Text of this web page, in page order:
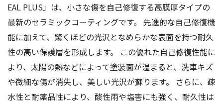
EAL PLUS」は、小さな傷を自己修復する高膜厚タイプの
最新のセラミックコーティングです。 先進的な自己修復機
能に加えて、驚くほどの光沢となめらかな表面を持つ耐久
性の高い保護層を形成します。 この優れた自己修復性能に
より、太陽の熱などによって塗装面が温まると、洗車キズ
や微細な傷が消失し、美しい光沢が蘇ります。 さらに、疎
水性と耐薬品性により、酸性雨や塩害にも強く、耐久性は